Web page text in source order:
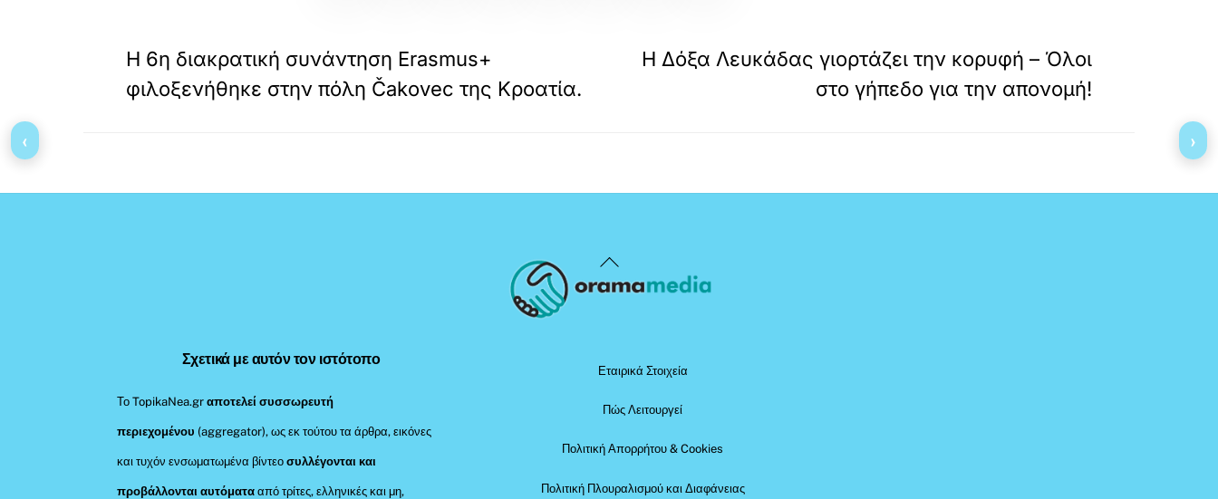
Η 6η διακρατική συνάντηση Erasmus+
φιλοξενήθηκε στην πόλη Čakovec της Κροατία.
Η Δόξα Λευκάδας γιορτάζει την κορυφή – Όλοι
στο γήπεδο για την απονομή!
Back
To
Σχετικά με αυτόν τον ιστότοπο
Το TopikaNea.grαποτελεί συσσωρευτή
περιεχομένου (aggregator), ως εκ τούτου τα άρθρα, εικόνες
και τυχόν ενσωματωμένα βίντεοσυλλέγονται και
προβάλλονται αυτόματααπό τρίτες, ελληνικές και μη,
Εταιρικά Στοιχεία
Πώς Λειτουργεί
Πολιτική Απορρήτου & Cookies
Πολιτική Πλουραλισμού και Διαφάνειας
‹ ›